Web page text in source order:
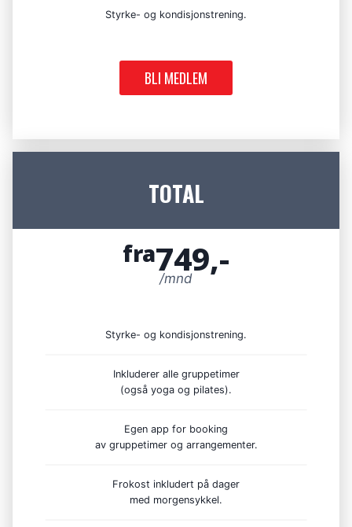
Styrke- og kondisjonstrening.
BLI MEDLEM
TOTAL
fra749,-
/mnd
Styrke- og kondisjonstrening.
Inkluderer alle gruppetimer
(også yoga og pilates).
Egen app for booking
av gruppetimer og arrangementer.
Frokost inkludert på dager
med morgensykkel.